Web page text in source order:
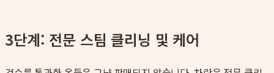
3단계: 전문 스팀 클리닝 및 케어